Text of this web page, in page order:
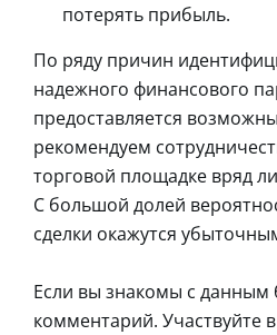
потерять прибыль.
По ряду причин
надежного финансового
предоставляется
рекомендуем
торговой площадке вряд
С большой долей
сделки окажутся
Если вы знакомы с данным
комментарий. Участвуйте